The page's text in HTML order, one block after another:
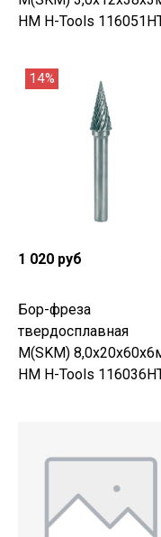
HM H-Tools
14%
1 020 руб
Бор-фреза
твердосплавная
M(SKM)
HM H-Tools